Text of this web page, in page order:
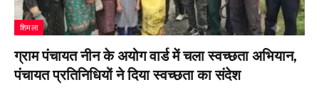
शिमला
ग्राम पंचायत नीन के अयोग वार्ड में चला स्वच्छता अभियान,
पंचायत प्रतिनिधियों ने दिया स्वच्छता का संदेश